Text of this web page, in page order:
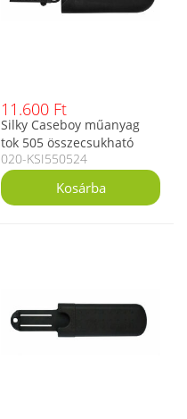
11.600 Ft
Silky Caseboy műanyag
tok 505 összecsukható
fűrészekhez
020-KSI550524